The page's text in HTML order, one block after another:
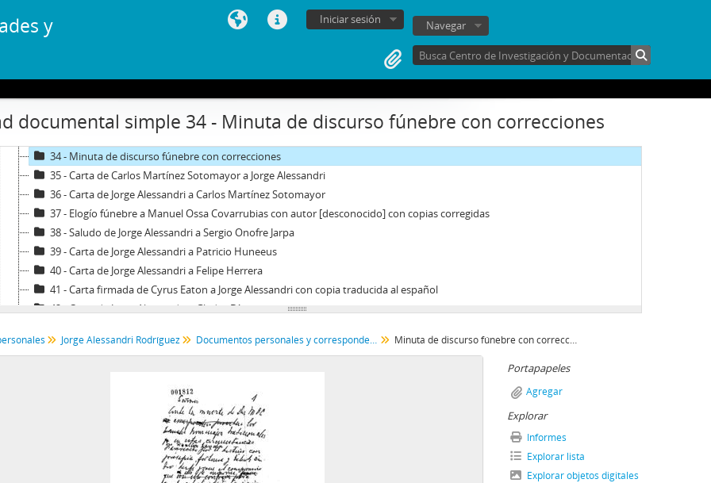
y
Iniciar sesión Navegar
documental simple 34 - Minuta de discurso fúnebre con correcciones
27 - Cuestionario escrito con respuestas de Jorge Alessandri
30 - Carta de Jorge Alessandri a Ernesto Banderas Cañas
31 - Carta de Jorge Alessandri a Jorge Bentjerodt Becker
32 - Carta firmada de Fernando Leniz C. a Jorge Alessandri
33 - Transcripción de Conferencia al Sr. Fernando Leniz
34 - Minuta de discurso fúnebre con correcciones
35 - Carta de Carlos Martínez Sotomayor a Jorge Alessandri
36 - Carta de Jorge Alessandri a Carlos Martínez Sotomayor
37 - Elogío fúnebre a Manuel Ossa Covarrubias con autor [desconocido] con copias corregidas
38 - Saludo de Jorge Alessandri a Sergio Onofre Jarpa
39 - Carta de Jorge Alessandri a Patricio Huneeus
40 - Carta de Jorge Alessandri a Felipe Herrera
41 - Carta firmada de Cyrus Eaton a Jorge Alessandri con copia traducida al español
42 - Carta de Jorge Alessandri a Gladys Díaz
44 - Carta de Jorge Alessandri a Eduardo Morel Ch.
47 - Carta firmada de Luis Escobar a Jorge Alessandri
48 - Carta de Jorge Alessandri al Dr. Pinochet, presidente de la Asamblea Radical de Quintero
49 - Carta de Jorge Alessandri a Josefina Gaztelu de Sanfuentes
50 - Carta de Jorge Alessandri a Jaime Guzmán Errazuriz
51 - Carta de Jorge Alessandri a Sergio Diez Urzúa
Jorge Alessandri Rodríguez Documentos personales y correspondencia Minuta de discurso fúnebre con correcciones
Portapapeles
Agregar
Explorar
Informes
Explorar lista
Explorar objetos digitales